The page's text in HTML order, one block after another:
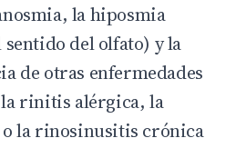
la hiposmia
del olfato) y la
de otras enfermedades
rinitis alérgica, la
la rinosinusitis crónica